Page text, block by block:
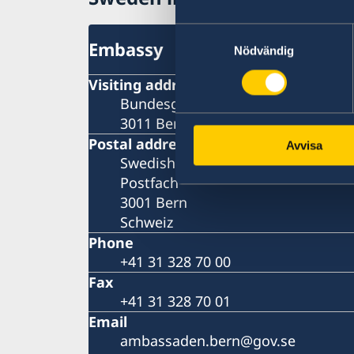
Nödvändig
Avvisa
Retrospective Ingmar Bergman in Bern
Oct.)
"New Swedish Shorts" in Bern, Zürich and
Geneva (11 – 13 Sept): Guest Bahar Pars
confirmed for Bern and Zürich
Ingmar Bergman: 100 years
Embassy
Visiting address
Bundesgasse 26
3011 Bern
Postal address
Swedish Embassy
Postfach
3001 Bern
Schweiz
Phone
+41 31 328 70 00
Fax
+41 31 328 70 01
Email
ambassaden.bern@gov.se